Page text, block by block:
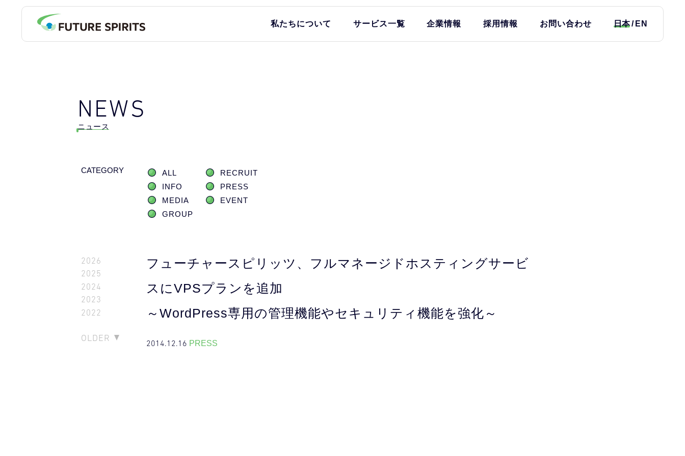
私たちについて サービス一覧 企業情報 採用情報 お問い合わせ 日本 EN
NEWS
ニュース
CATEGORY ALL
RECRUIT
INFO
PRESS
MEDIA
EVENT
GROUP
2026
2025
2024
2023
2022
OLDER
フューチャースピリッツ、フルマネージドホスティングサービ
スにVPSプランを追加
～WordPress専用の管理機能やセキュリティ機能を強化～
2014.12.16 PRESS